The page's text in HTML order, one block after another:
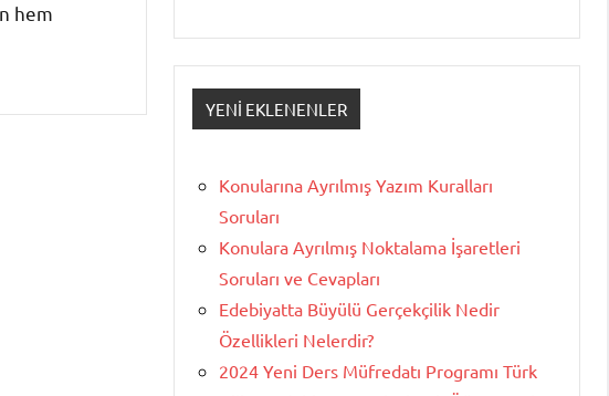
hem
YENI EKLENENLER
Konularına Ayrılmış Yazım Kuralları
Soruları
Konulara Ayrılmış Noktalama İşaretleri
Soruları ve Cevapları
Edebiyatta Büyülü Gerçekçilik Nedir
Özellikleri Nelerdir?
2024 Yeni Ders Müfredatı Programı Türk